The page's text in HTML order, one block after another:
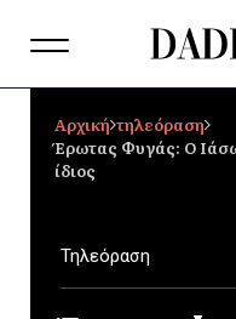
Αρχική τηλεόραση
Έρωτας Φυγάς: Ο
ίδιος
Τηλεόραση